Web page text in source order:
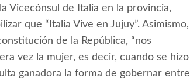
Vicecónsul de Italia en la provincia,
que “Italia Vive en Jujuy”. Asimismo,
de la República, “nos
vez la mujer, es decir, cuando se hizo
ganadora la forma de gobernar entre